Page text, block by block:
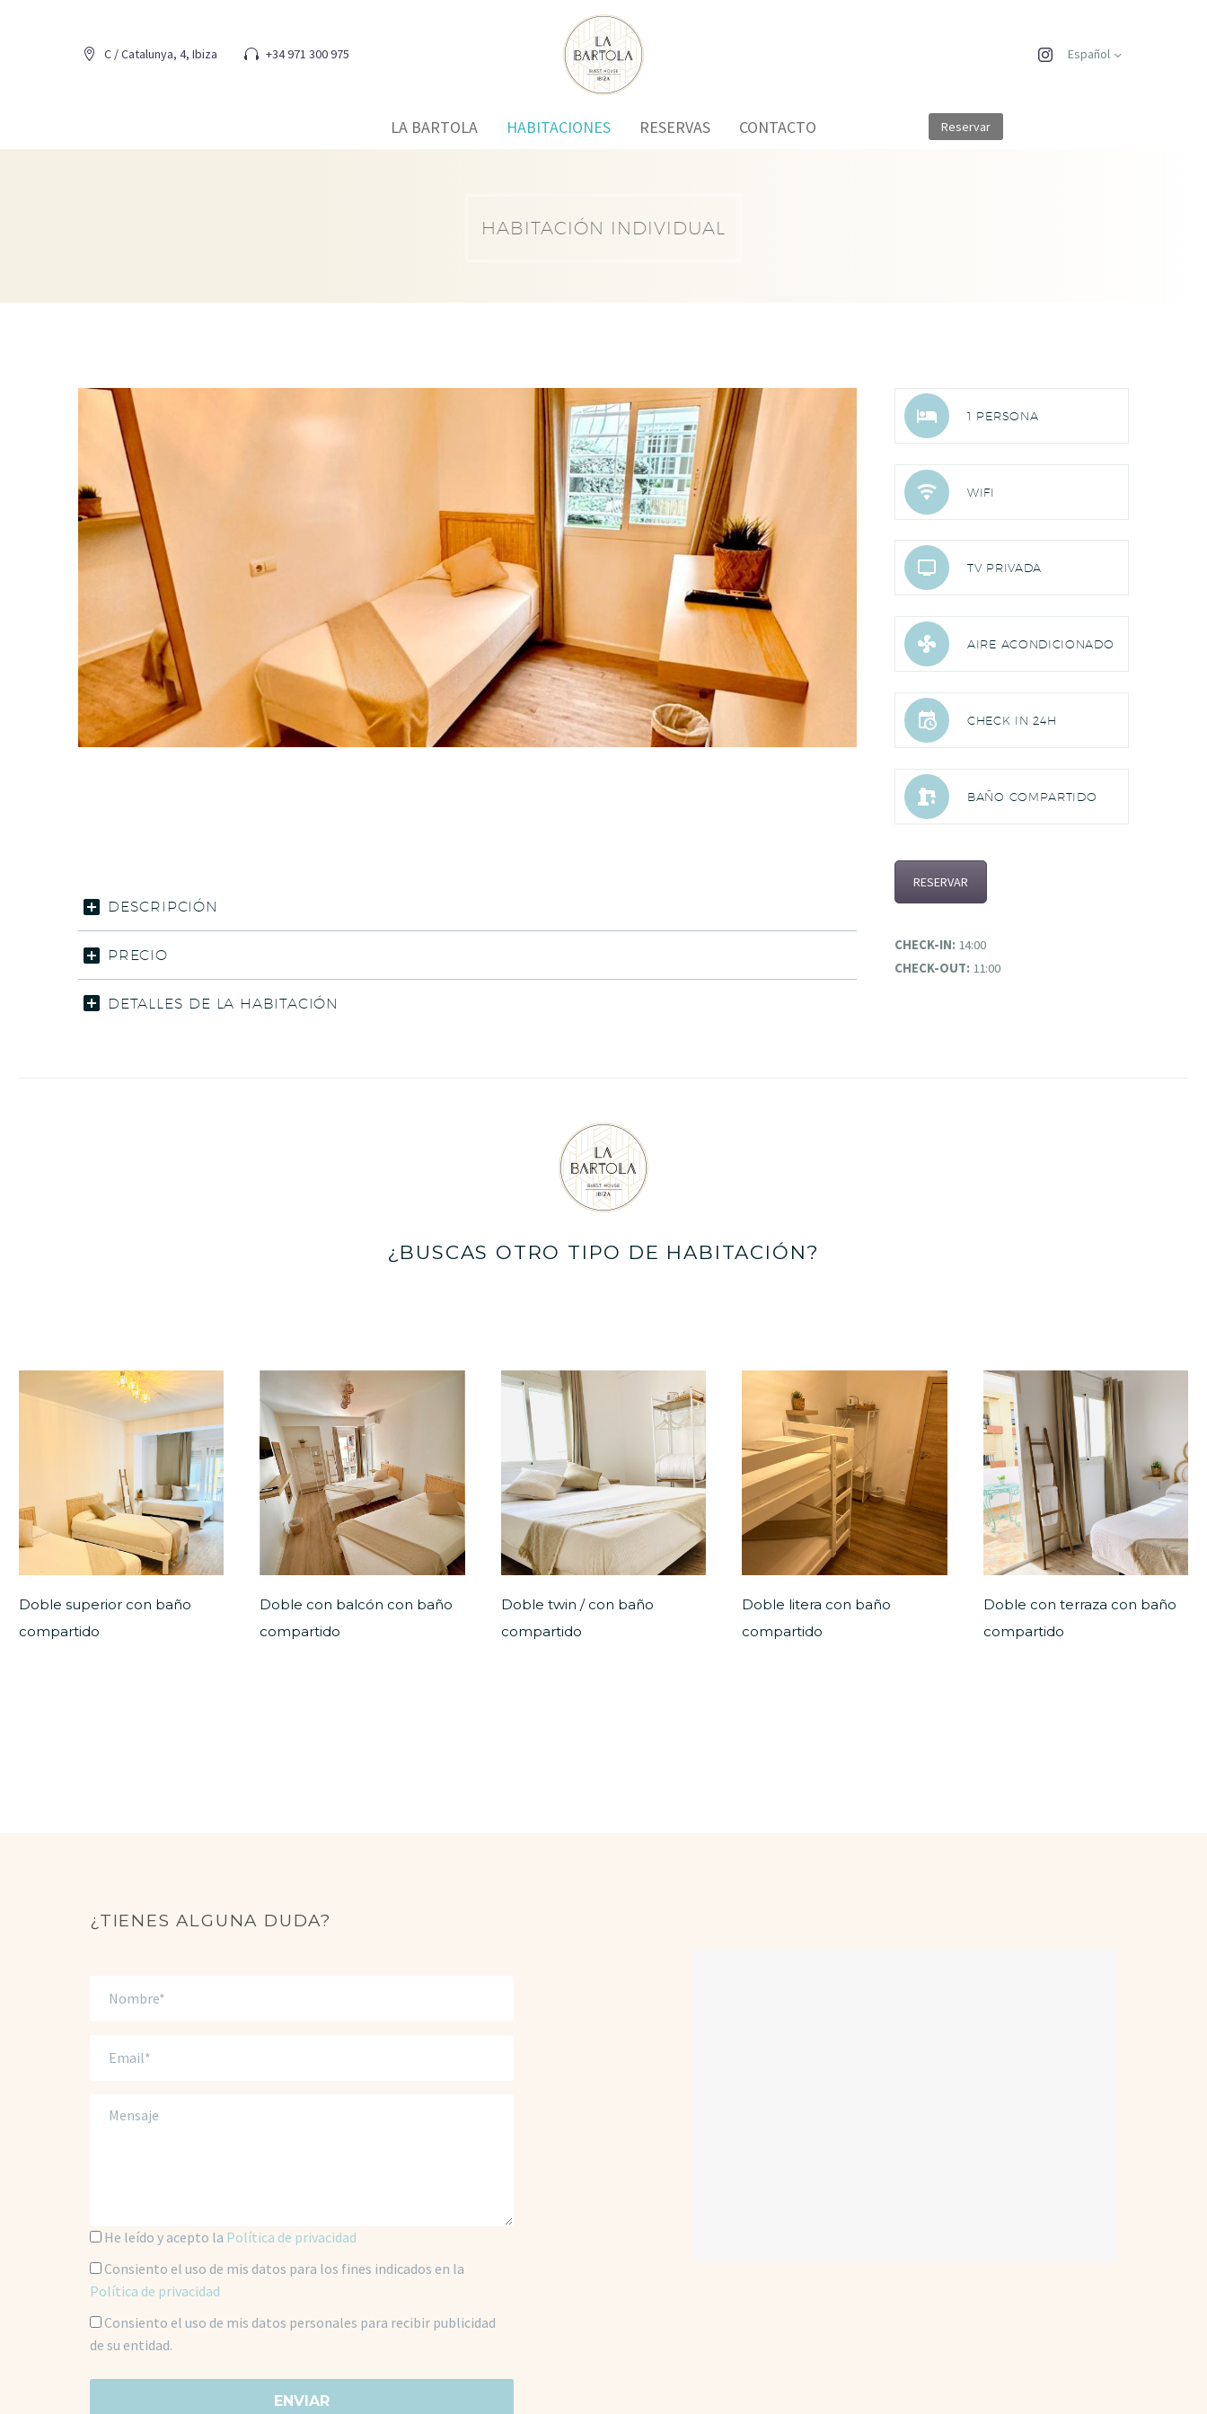

 C / Catalunya, 4, Ibiza 
 +34 971 300 975 Español
LA BARTOLA HABITACIONES RESERVAS CONTACTO Reservar
HABITACIÓN INDIVIDUAL

 1 PERSONA

 WIFI

 TV PRIVADA

 AIRE ACONDICIONADO

 CHECK IN 24H

 BAÑO COMPARTIDO
RESERVAR
CHECK-IN: 14:00
CHECK-OUT: 11:00
DESCRIPCIÓN
PRECIO
DETALLES DE LA HABITACIÓN
¿BUSCAS OTRO TIPO DE HABITACIÓN?
Doble superior con baño
compartido
Doble con balcón con baño
compartido
Doble twin / con baño
compartido
Doble litera con baño
compartido
Doble con terraza con baño
compartido
¿TIENES ALGUNA DUDA?
He leído y acepto la Política de privacidad
Consiento el uso de mis datos para los fines indicados en la
Política de privacidad
Consiento el uso de mis datos personales para recibir publicidad
de su entidad.